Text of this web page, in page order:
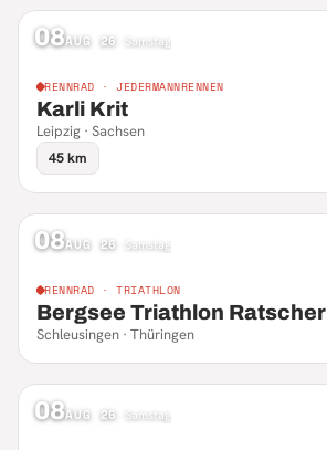
08AUG 26 Samstag
RENNRAD · JEDERMANNRENNEN
Karli Krit
Leipzig · Sachsen
45 km
08AUG 26 Samstag
RENNRAD · TRIATHLON
Bergsee Triathlon Ratscher
Schleusingen · Thüringen
08AUG 26 Samstag